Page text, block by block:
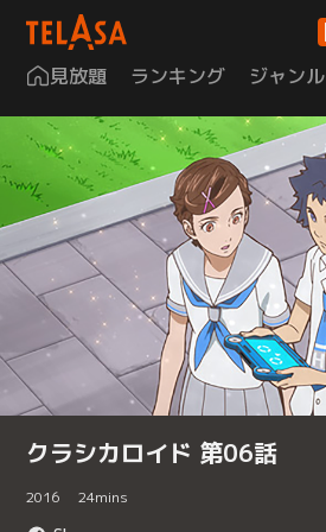
見放題 ランキング ジャンル
クラシカロイド 第06話
2016 24mins